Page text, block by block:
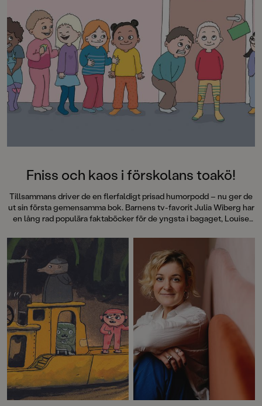
Fniss och kaos i förskolans toakö!
Tillsammans driver de en flerfaldigt prisad humorpodd – nu ger de
ut sin första gemensamma bok. Barnens tv-favorit Julia Wiberg har
en lång rad populära faktaböcker för de yngsta i bagaget, Louise
barnböcker. IToakönbjuder de på fniss och kaos i förskolans toakö.